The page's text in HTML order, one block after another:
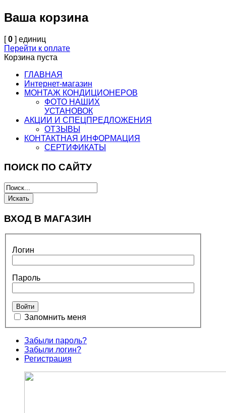
Ваша корзина
[0 ] единиц
Перейти к оплате
Корзина пуста
ГЛАВНАЯ
Интернет-магазин
МОНТАЖ КОНДИЦИОНЕРОВ
ФОТО НАШИХ
УСТАНОВОК
АКЦИИ И СПЕЦПРЕДЛОЖЕНИЯ
ОТЗЫВЫ
КОНТАКТНАЯ ИНФОРМАЦИЯ
СЕРТИФИКАТЫ
ПОИСК ПО САЙТУ
ВХОД В МАГАЗИН
Логин
Пароль
Запомнить меня
Забыли пароль?
Забыли логин?
Регистрация